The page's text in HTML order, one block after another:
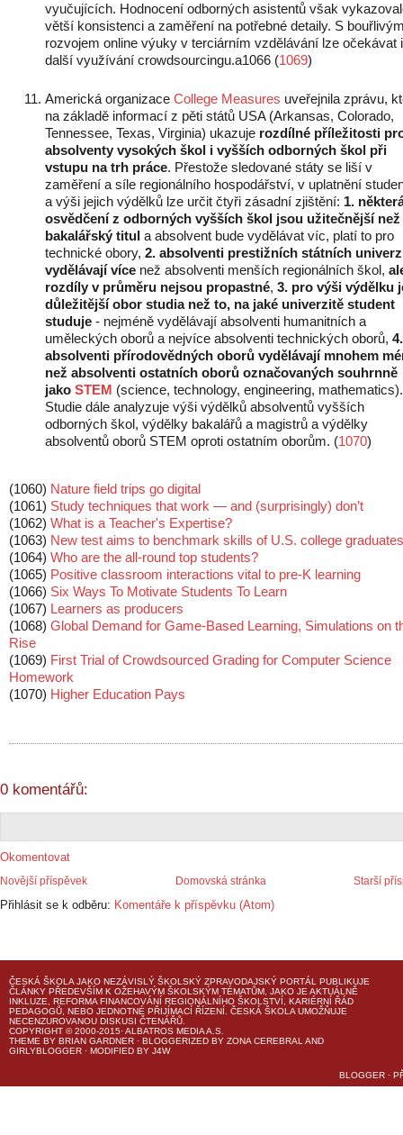
vyučujících. Hodnocení odborných asistentů však
větší konsistenci a zaměření na potřebné detaily. S
rozvojem online výuky v terciárním vzdělávání lze očekávat i
další využívání crowdsourcingu.a1066 (1069)
Americká organizace College Measures uveřejnila zprávu,
na základě informací z pěti států USA (Arkansas, Colorado,
Tennessee, Texas, Virginia) ukazuje rozdílné příležitosti
absolventy vysokých škol i vyšších odborných škol při
vstupu na trh práce. Přestože sledované státy se liší v
zaměření a síle regionálního hospodářství, v uplatnění
a výši jejich výdělků lze určit čtyři zásadní zjištění: 1.
osvědčení z odborných vyšších škol jsou užitečnější než
bakalářský titul a absolvent bude vydělávat víc, platí to pro
technické obory, 2. absolventi prestižních státních
vydělávají více než absolventi menších regionálních škol,
rozdíly v průměru nejsou propastné, 3. pro výši výdělku
důležitější obor studia než to, na jaké univerzitě student
studuje - nejméně vydělávají absolventi humanitních a
uměleckých oborů a nejvíce absolventi technických oborů, 4.
absolventi přírodovědných oborů vydělávají mnohem
než absolventi ostatních oborů označovaných souhrnně
jako STEM (science, technology, engineering, mathematics).
Studie dále analyzuje výši výdělků absolventů vyšších
odborných škol, výdělky bakalářů a magistrů a výdělky
absolventů oborů STEM oproti ostatním oborům. (1070)
(1060) Nature field trips go digital
(1061) Study techniques that work — and (surprisingly) don’t
(1062) What is a Teacher's Expertise?
(1063) New test aims to benchmark skills of U.S. college graduates
(1064) Who are the all-round top students?
(1065) Positive classroom interactions vital to pre-K learning
(1066) Six Ways To Motivate Students To Learn
(1067) Learners as producers
(1068) Global Demand for Game-Based Learning, Simulations on
Rise
(1069) First Trial of Crowdsourced Grading for Computer Science
Homework
(1070) Higher Education Pays
0 komentářů:
Okomentovat
Novější příspěvek Starší
Domovská stránka
Přihlásit se k odběru: Komentáře k příspěvku (Atom)
ČESKÁ ŠKOLA JAKO NEZÁVISLÝ ŠKOLSKÝ ZPRAVODAJSKÝ PORTÁL PUBLIKUJE
ČLÁNKY PŘEDEVŠÍM K OŽEHAVÝM ŠKOLSKÝM TÉMATŮM, JAKO JE AKTUÁLNĚ
INKLUZE, REFORMA FINANCOVÁNÍ REGIONÁLNÍHO ŠKOLSTVÍ, KARIÉRNÍ ŘÁD
PEDAGOGŮ, NEBO JEDNOTNÉ PŘIJÍMACÍ ŘÍZENÍ. ČESKÁ ŠKOLA UMOŽŇUJE
NECENZUROVANOU DISKUSI ČTENÁŘŮ.
COPYRIGHT © 2000-2015· ALBATROS MEDIA A.S.
THEME BY BRIAN GARDNER · BLOGGERIZED BY ZONA CEREBRAL AND
GIRLYBLOGGER · MODIFIED BY J4W
BLOGGER ·